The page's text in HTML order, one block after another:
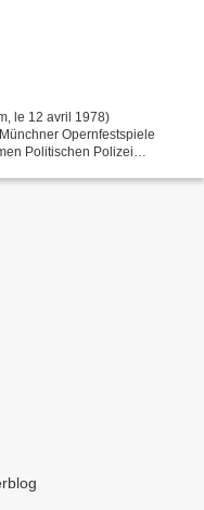
le 12 avril 1978)
Opernfestspiele
Politischen Polizei